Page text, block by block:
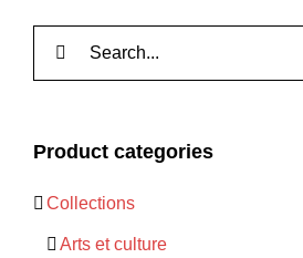
Product categories
Collections
Arts et culture